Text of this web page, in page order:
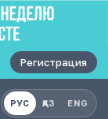
Регистрация
РУС ҚАЗ ENG